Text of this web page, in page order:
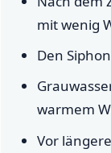
mit wenig
Den
warmem
Vor